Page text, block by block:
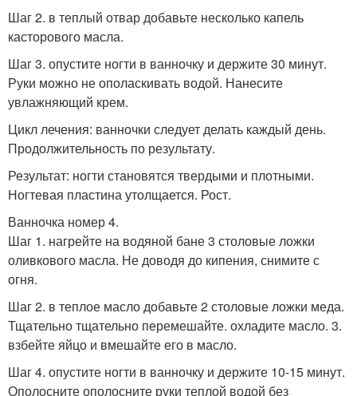
Шаг 2. в теплый отвар добавьте несколько капель
касторового масла.
Шаг 3. опустите ногти в ванночку и держите 30 минут.
Руки можно не ополаскивать водой. Нанесите
увлажняющий крем.
Цикл лечения: ванночки следует делать каждый день.
Продолжительность по результату.
Результат: ногти становятся твердыми и плотными.
Ногтевая пластина утолщается. Рост.
Ванночка номер 4.
Шаг 1. нагрейте на водяной бане 3 столовые ложки
оливкового масла. Не доводя до кипения, снимите с
огня.
Шаг 2. в теплое масло добавьте 2 столовые ложки меда.
Тщательно тщательно перемешайте. охладите масло. 3.
взбейте яйцо и вмешайте его в масло.
Шаг 4. опустите ногти в ванночку и держите 10-15 минут.
Ополосните ополосните руки теплой водой без